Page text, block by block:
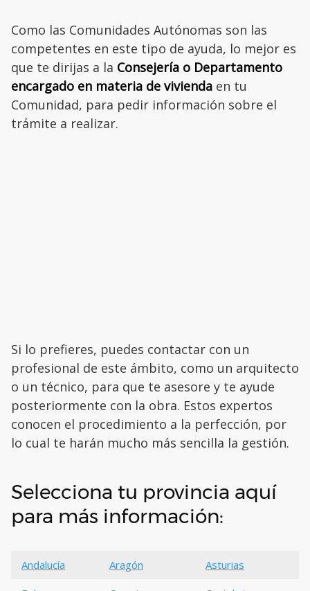
Como las Comunidades Autónomas son las
competentes en este tipo de ayuda, lo mejor es
que te dirijas a la Consejería o Departamento
encargado en materia de vivienda en tu
Comunidad, para pedir información sobre el
trámite a realizar.
Si lo prefieres, puedes contactar con un
profesional de este ámbito, como un arquitecto
o un técnico, para que te asesore y te ayude
posteriormente con la obra. Estos expertos
conocen el procedimiento a la perfección, por
lo cual te harán mucho más sencilla la gestión.
Selecciona tu provincia aquí
para más información:
Andalucía Aragón Asturias